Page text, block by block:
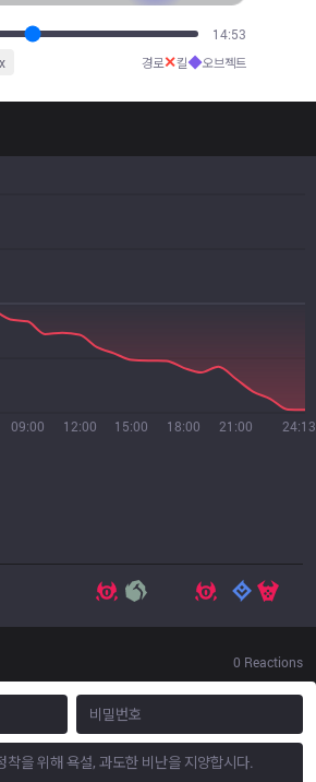
16:23
x 경로✕킬◆오브젝트
09:00 12:00 15:00 18:00 21:00 24:13
0 Reactions